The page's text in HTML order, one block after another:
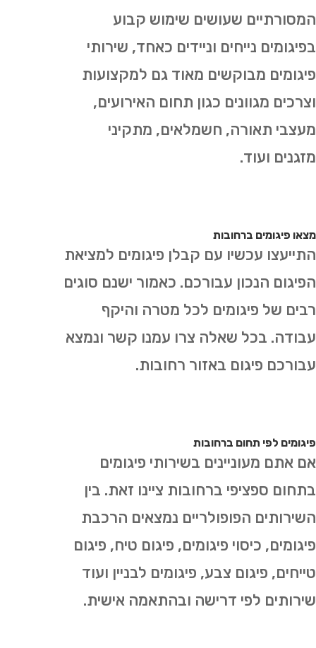
המסורתיים שעושים שימוש קבוע
בפיגומים נייחים וניידים כאחד, שירותי
פיגומים מבוקשים מאוד גם למקצועות
וצרכים מגוונים כגון תחום האירועים,
מעצבי תאורה, חשמלאים, מתקיני
מזגנים ועוד.
מצאו פיגומים ברחובות
התייעצו עכשיו עם קבלן פיגומים למציאת
הפיגום הנכון עבורכם. כאמור ישנם סוגים
רבים של פיגומים לכל מטרה והיקף
עבודה. בכל שאלה צרו עמנו קשר ונמצא
עבורכם פיגום באזור רחובות.
פיגומים לפי תחום ברחובות
אם אתם מעוניינים בשירותי פיגומים
בתחום ספציפי ברחובות ציינו זאת. בין
השירותים הפופולריים נמצאים הרכבת
פיגומים, כיסוי פיגומים, פיגום טיח, פיגום
טייחים, פיגום צבע, פיגומים לבניין ועוד
שירותים לפי דרישה ובהתאמה אישית.